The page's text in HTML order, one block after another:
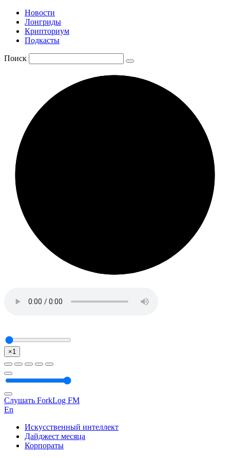
Новости
Лонгриды
Крипториум
Подкасты
Поиск
×1
Слушать ForkLog FM
En
Искусственный интеллект
Дайджест месяца
Корпораты